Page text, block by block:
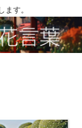
す。